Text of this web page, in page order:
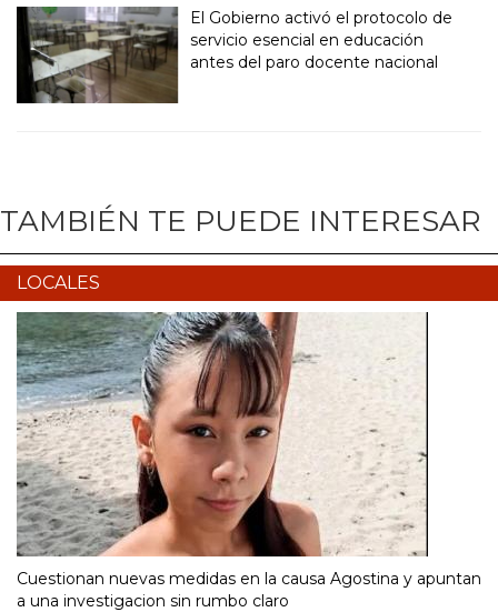
El Gobierno activó el protocolo de
servicio esencial en educación
antes del paro docente nacional
TAMBIÉN TE PUEDE INTERESAR
LOCALES
Cuestionan nuevas medidas en la causa Agostina y apuntan
a una investigacion sin rumbo claro